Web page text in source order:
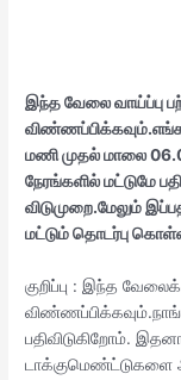
இந்த வேலை வாய்ப்பு
மணி முதல் மாலை
நேரங்களில் மட்டுமே
விடுமுறை.மேலும்
மட்டும் தொடர்பு
குறிப்பு : இந்த
பதிவிடுகிறோம்.
டாக்குமெண்ட்டுகளை